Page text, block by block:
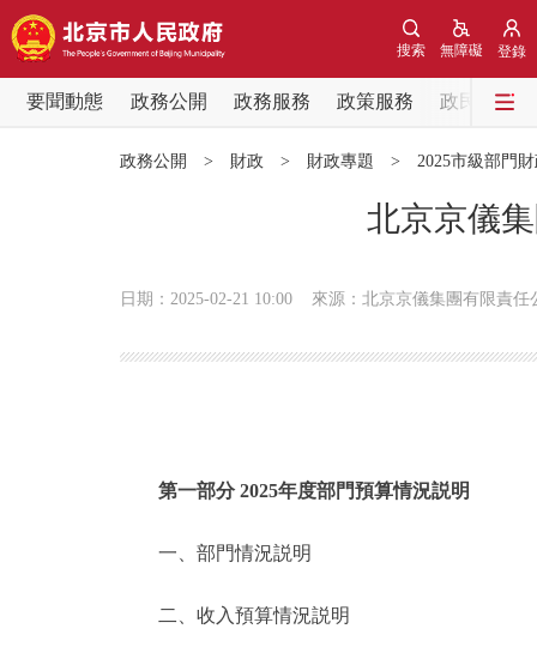
登錄
無障礙
搜索
要聞動態 政務公開 政務服務 政策服務
政民互動
政務公開 > 財政 > 財政專題 > 2025市級部門
北京京儀
日期：2025-02-21 10:00 來源：北京京儀集團有限責任
第一部分 2025年度部門預算情況説明
一、部門情況説明
二、收入預算情況説明